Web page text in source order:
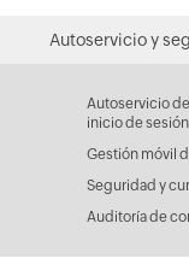
Autoservicio y
Autoservicio
inicio de sesión
Gestión móvil
Seguridad y
Auditoría de